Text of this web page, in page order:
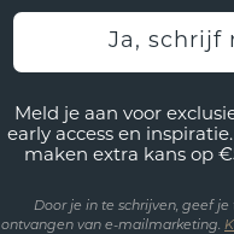
Ja, schrijf
Meld je aan voor
early access en
maken extra kans op
Door je in te schrijven, geef
ontvangen van e-mailmarketing.